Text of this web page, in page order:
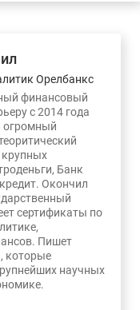
Орелбанкс
финансовый
с 2014 года
огромный
Банк
Окончил
сертификаты по
Пишет
которые
научных